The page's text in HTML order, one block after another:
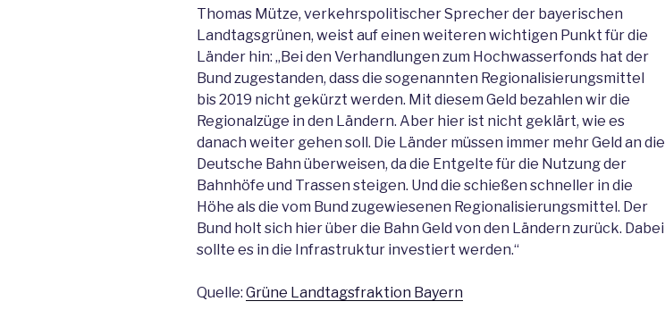
Thomas Mütze, verkehrspolitischer Sprecher der bayerischen
Landtagsgrünen, weist auf einen weiteren wichtigen Punkt für die
Länder hin: „Bei den Verhandlungen zum Hochwasserfonds hat der
Bund zugestanden, dass die sogenannten Regionalisierungsmittel
bis 2019 nicht gekürzt werden. Mit diesem Geld bezahlen wir die
Regionalzüge in den Ländern. Aber hier ist nicht geklärt, wie es
danach weiter gehen soll. Die Länder müssen immer mehr Geld an die
Deutsche Bahn überweisen, da die Entgelte für die Nutzung der
Bahnhöfe und Trassen steigen. Und die schießen schneller in die
Höhe als die vom Bund zugewiesenen Regionalisierungsmittel. Der
Bund holt sich hier über die Bahn Geld von den Ländern zurück. Dabei
sollte es in die Infrastruktur investiert werden.“
Quelle: Grüne Landtagsfraktion Bayern